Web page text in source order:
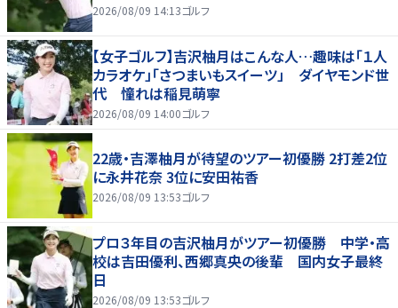
2026/08/09 14:13ゴルフ
【女子ゴルフ】吉沢柚月はこんな人…趣味は「１人
カラオケ」「さつまいもスイーツ」 ダイヤモンド世
代 憧れは稲見萌寧
2026/08/09 14:00ゴルフ
22歳・吉澤柚月が待望のツアー初優勝 2打差2位
に永井花奈 3位に安田祐香
2026/08/09 13:53ゴルフ
プロ３年目の吉沢柚月がツアー初優勝 中学・高
校は吉田優利、西郷真央の後輩 国内女子最終
日
2026/08/09 13:53ゴルフ